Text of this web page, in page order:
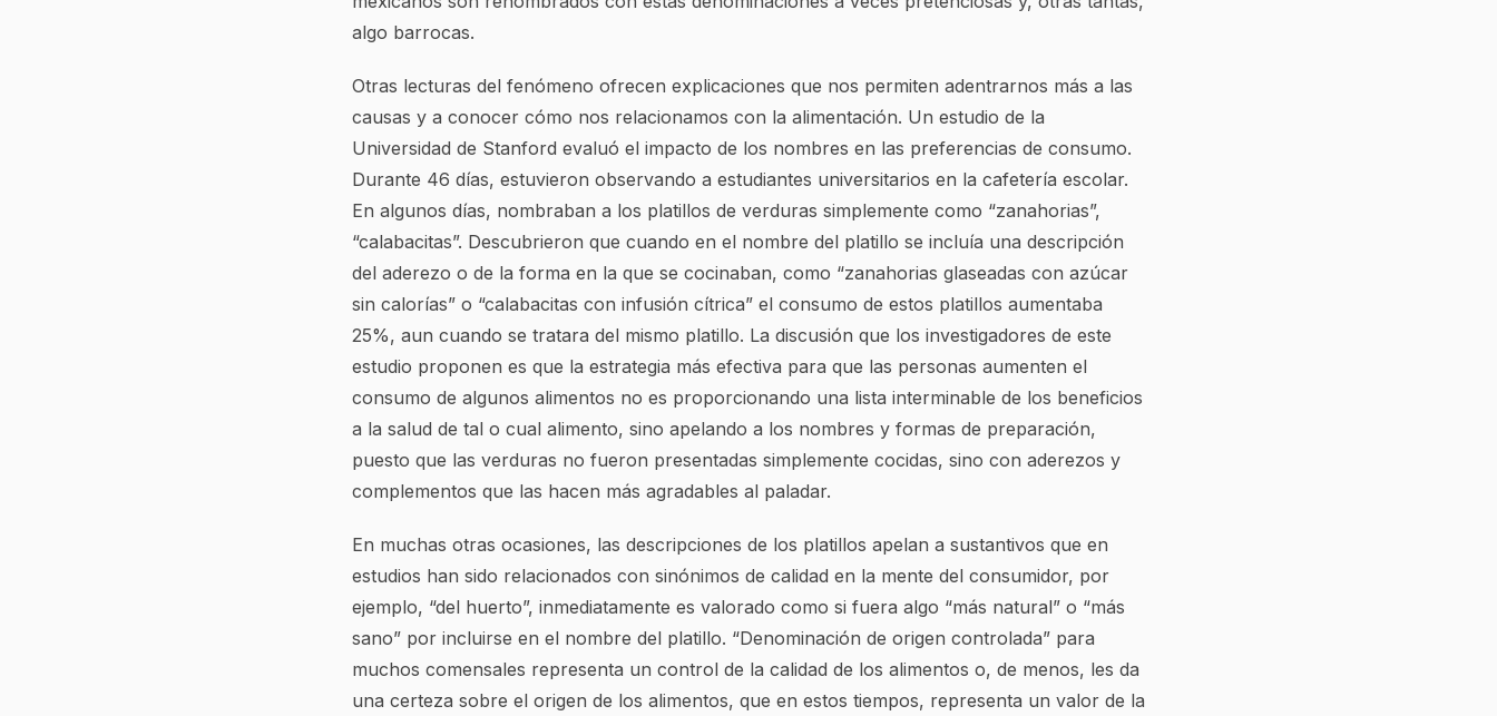
algo barrocas.
Otras lecturas del fenómeno ofrecen explicaciones que nos permiten adentrarnos más a las
causas y a conocer cómo nos relacionamos con la alimentación. Un estudio de la
Universidad de Stanford evaluó el impacto de los nombres en las preferencias de consumo.
Durante 46 días, estuvieron observando a estudiantes universitarios en la cafetería escolar.
En algunos días, nombraban a los platillos de verduras simplemente como “zanahorias”,
“calabacitas”. Descubrieron que cuando en el nombre del platillo se incluía una descripción
del aderezo o de la forma en la que se cocinaban, como “zanahorias glaseadas con azúcar
sin calorías” o “calabacitas con infusión cítrica” el consumo de estos platillos aumentaba
25%, aun cuando se tratara del mismo platillo. La discusión que los investigadores de este
estudio proponen es que la estrategia más efectiva para que las personas aumenten el
consumo de algunos alimentos no es proporcionando una lista interminable de los beneficios
a la salud de tal o cual alimento, sino apelando a los nombres y formas de preparación,
puesto que las verduras no fueron presentadas simplemente cocidas, sino con aderezos y
complementos que las hacen más agradables al paladar.
En muchas otras ocasiones, las descripciones de los platillos apelan a sustantivos que en
estudios han sido relacionados con sinónimos de calidad en la mente del consumidor, por
ejemplo, “del huerto”, inmediatamente es valorado como si fuera algo “más natural” o “más
sano” por incluirse en el nombre del platillo. “Denominación de origen controlada” para
muchos comensales representa un control de la calidad de los alimentos o, de menos, les da
una certeza sobre el origen de los alimentos, que en estos tiempos, representa un valor de la